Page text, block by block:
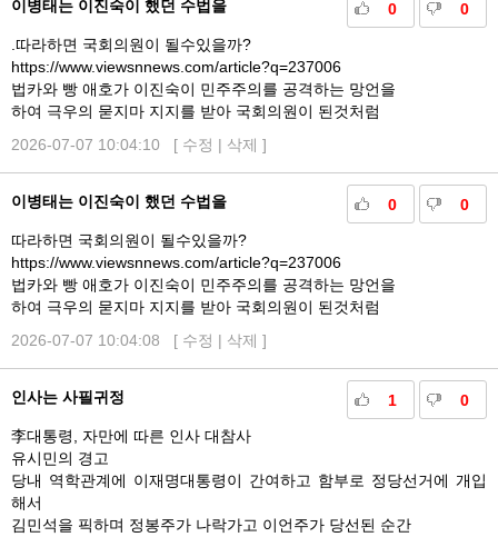
0 0
이병태는 이진숙이 했던 수법을
.따라하면 국회의원이 될수있을까?
https://www.viewsnnews.com/article?q=237006
법카와 빵 애호가 이진숙이 민주주의를 공격하는 망언을
하여 극우의 묻지마 지지를 받아 국회의원이 된것처럼
2026-07-07 10:04:10 [ 수정 | 삭제 ]
0 0
이병태는 이진숙이 했던 수법을
따라하면 국회의원이 될수있을까?
https://www.viewsnnews.com/article?q=237006
법카와 빵 애호가 이진숙이 민주주의를 공격하는 망언을
하여 극우의 묻지마 지지를 받아 국회의원이 된것처럼
2026-07-07 10:04:08 [ 수정 | 삭제 ]
1 0
인사는 사필귀정
李대통령, 자만에 따른 인사 대참사
유시민의 경고
당내 역학관계에 이재명대통령이 간여하고 함부로 정당선거에 개입
해서
김민석을 픽하며 정봉주가 나락가고 이언주가 당선된 순간